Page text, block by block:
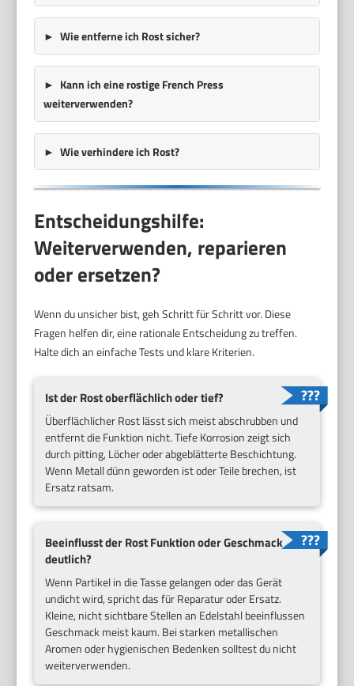
Wie entferne ich Rost sicher?
Kann ich eine rostige French Press
weiterverwenden?
Wie verhindere ich Rost?
Entscheidungshilfe:
Weiterverwenden, reparieren
oder ersetzen?
Wenn du unsicher bist, geh Schritt für Schritt vor. Diese
Fragen helfen dir, eine rationale Entscheidung zu treffen.
Halte dich an einfache Tests und klare Kriterien.
Ist der Rost oberflächlich oder tief?
Überflächlicher Rost lässt sich meist abschrubben und
entfernt die Funktion nicht. Tiefe Korrosion zeigt sich
durch pitting, Löcher oder abgeblätterte Beschichtung.
Wenn Metall dünn geworden ist oder Teile brechen, ist
Ersatz ratsam.
Beeinflusst der Rost Funktion oder Geschmack
deutlich?
Wenn Partikel in die Tasse gelangen oder das Gerät
undicht wird, spricht das für Reparatur oder Ersatz.
Kleine, nicht sichtbare Stellen an Edelstahl beeinflussen
Geschmack meist kaum. Bei starken metallischen
Aromen oder hygienischen Bedenken solltest du nicht
weiterverwenden.